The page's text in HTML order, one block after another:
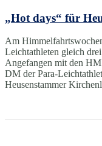
„Hot days“ für
Am
Leichtathleten gleich
Angefangen mit den
DM der Para-
Heusenstammer